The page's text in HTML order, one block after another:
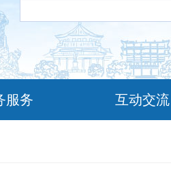
服务 互动交流